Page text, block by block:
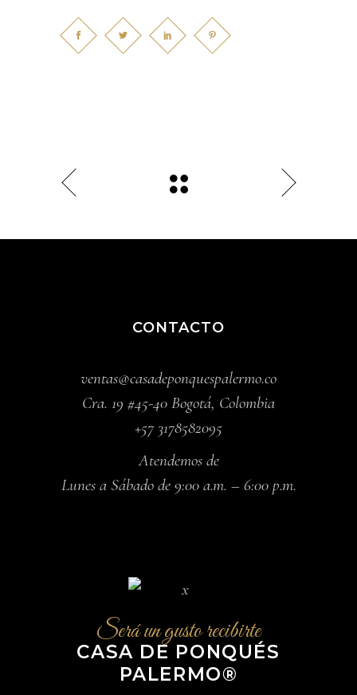
CONTACTO
ventas@casadeponquespalermo.co
Cra. 19 #45-40 Bogotá, Colombia
+57 3178582095
Atendemos de
Lunes a Sábado de 9:00 a.m. – 6:00 p.m.
Será un gusto recibirte
CASA DE PONQUÉS
PALERMO®